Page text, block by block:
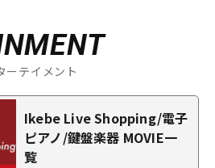
ーテイメント
Ikebe Live Shopping/電子
ピアノ/鍵盤楽器 MOVIE一
覧